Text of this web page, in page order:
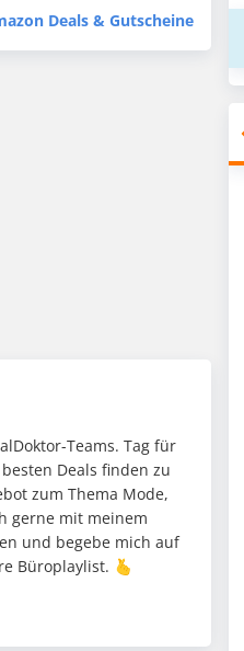
Deals & Gutscheine
Teams. Tag für
Deals finden zu
zum Thema Mode,
gerne mit meinem
und begebe mich auf
Büroplaylist. 🫰